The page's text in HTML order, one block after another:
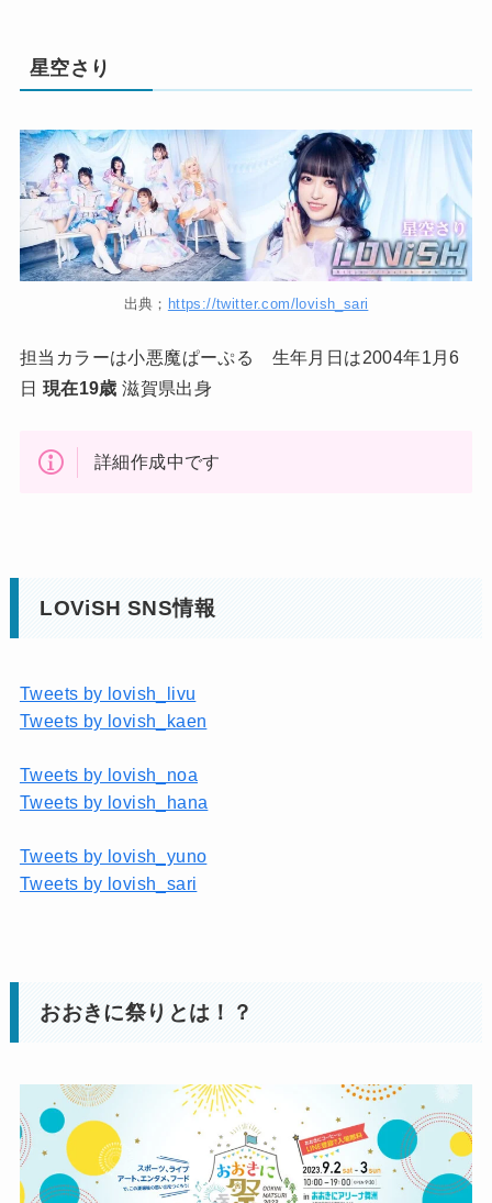
星空さり
出典； https://twitter.com/lovish_sari
担当カラーは小悪魔ぱーぷる 生年月日は2004年1月6
日 現在19歳 滋賀県出身
詳細作成中です
LOViSH SNS情報
Tweets by lovish_livu
Tweets by lovish_kaen
Tweets by lovish_noa
Tweets by lovish_hana
Tweets by lovish_yuno
Tweets by lovish_sari
おおきに祭りとは！？